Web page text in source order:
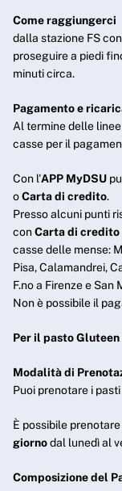
Come raggiungerci
dalla stazione FS
proseguire a piedi
minuti circa.
Pagamento e
Al termine delle
casse per il
Con l'APP MyDSU
oCarta di credito.
Presso alcuni punti
conCarta di credito
casse delle mense:
Pisa, Calamandrei,
F.no a Firenze e San
Non è possibile il
Per il pasto Gluteen
Modalità di
Puoi prenotare i
È possibile
giornodal lunedì al
Composizione del